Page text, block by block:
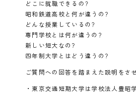
どこに就職できるの?
昭和鉄道高校と何が違うの?
どんな授業しているの?
専門学校とは何が違うの?
新しい短大なの?
四年制大学とはどう違うの?
ご質問への回答を踏まえた説明をさ
・東京交通短期大学は学校法人豊昭